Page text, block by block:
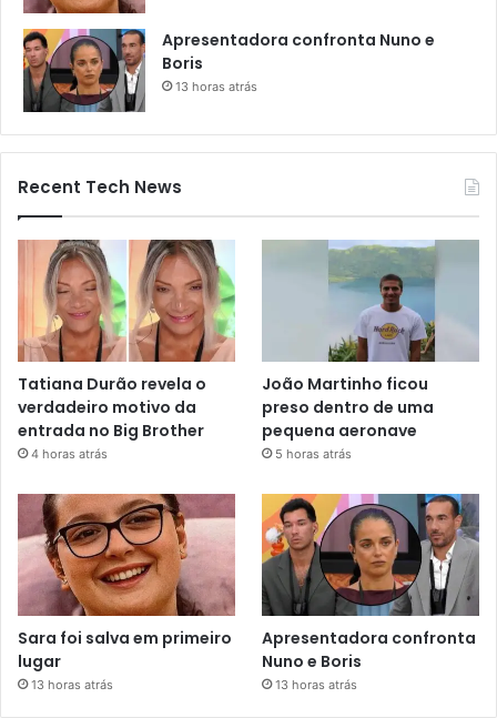
Apresentadora confronta Nuno e
Boris
13 horas atrás
Recent Tech News
Tatiana Durão revela o
verdadeiro motivo da
entrada no Big Brother
4 horas atrás
João Martinho ficou
preso dentro de uma
pequena aeronave
5 horas atrás
Sara foi salva em primeiro
lugar
13 horas atrás
Apresentadora confronta
Nuno e Boris
13 horas atrás